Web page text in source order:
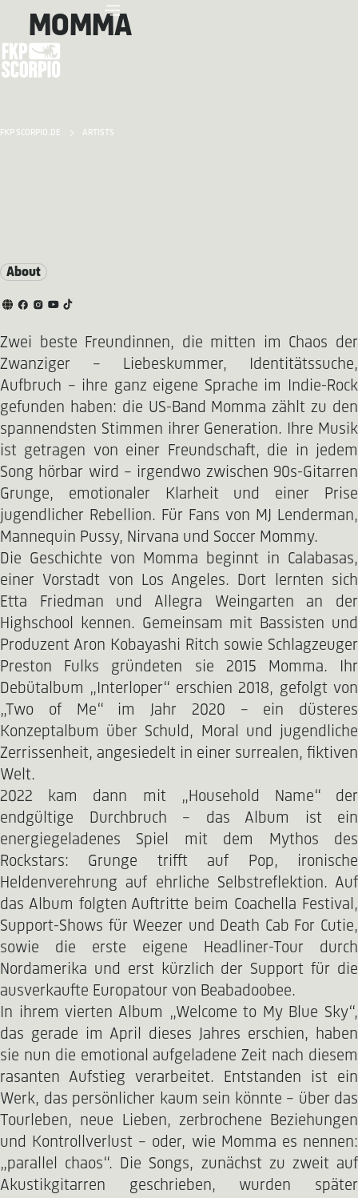
FKP SCORPIO.DE ARTISTS
MOMMA
About
Zwei beste Freundinnen, die mitten im Chaos der
Zwanziger – Liebeskummer, Identitätssuche,
Aufbruch – ihre ganz eigene Sprache im Indie-Rock
gefunden haben: die US-Band Momma zählt zu den
spannendsten Stimmen ihrer Generation. Ihre Musik
ist getragen von einer Freundschaft, die in jedem
Song hörbar wird – irgendwo zwischen 90s-Gitarren
Grunge, emotionaler Klarheit und einer Prise
jugendlicher Rebellion. Für Fans von MJ Lenderman,
Mannequin Pussy, Nirvana und Soccer Mommy.
Die Geschichte von Momma beginnt in Calabasas,
einer Vorstadt von Los Angeles. Dort lernten sich
Etta Friedman und Allegra Weingarten an der
Highschool kennen. Gemeinsam mit Bassisten und
Produzent Aron Kobayashi Ritch sowie Schlagzeuger
Preston Fulks gründeten sie 2015 Momma. Ihr
Debütalbum „Interloper“ erschien 2018, gefolgt von
„Two of Me“ im Jahr 2020 – ein düsteres
Konzeptalbum über Schuld, Moral und jugendliche
Zerrissenheit, angesiedelt in einer surrealen, fiktiven
Welt.
2022 kam dann mit „Household Name“ der
endgültige Durchbruch – das Album ist ein
energiegeladenes Spiel mit dem Mythos des
Rockstars: Grunge trifft auf Pop, ironische
Heldenverehrung auf ehrliche Selbstreflektion. Auf
das Album folgten Auftritte beim Coachella Festival,
Support-Shows für Weezer und Death Cab For Cutie,
sowie die erste eigene Headliner-Tour durch
Nordamerika und erst kürzlich der Support für die
ausverkaufte Europatour von Beabadoobee.
In ihrem vierten Album „Welcome to My Blue Sky“,
das gerade im April dieses Jahres erschien, haben
sie nun die emotional aufgeladene Zeit nach diesem
rasanten Aufstieg verarbeitet. Entstanden ist ein
Werk, das persönlicher kaum sein könnte – über das
Tourleben, neue Lieben, zerbrochene Beziehungen
und Kontrollverlust – oder, wie Momma es nennen:
„parallel chaos“. Die Songs, zunächst zu zweit auf
Akustikgitarren geschrieben, wurden später